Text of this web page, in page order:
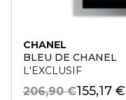
CHANEL
BLEU DE CHANEL
L'EXCLUSIF
155,17 €
206,90 €